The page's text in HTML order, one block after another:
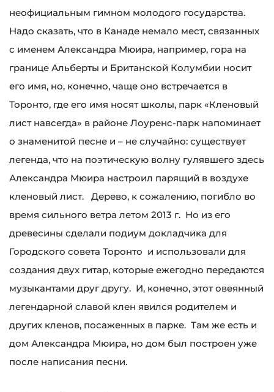
неофициальным гимном молодого государства.
Надо сказать, что в Канаде немало мест, связанных
с именем Александра Мюира, например, гора на
границе Альберты и Британской Колумбии носит
его имя, но, конечно, чаще оно встречается в
Торонто, где его имя носят школы, парк «Кленовый
лист навсегда» в районе Лоуренс-парк напоминает
о знаменитой песне и – не случайно: существует
легенда, что на поэтическую волну гулявшего здесь
Александра Мюира настроил парящий в воздухе
кленовый лист. Дерево, к сожалению, погибло во
время сильного ветра летом 2013 г. Но из его
древесины сделали подиум докладчика для
Городского совета Торонто и использовали для
создания двух гитар, которые ежегодно передаются
музыкантами друг другу. И, конечно, этот овеянный
легендарной славой клен явился родителем и
других кленов, посаженных в парке. Там же есть и
дом Александра Мюира, но дом был построен уже
после написания песни.